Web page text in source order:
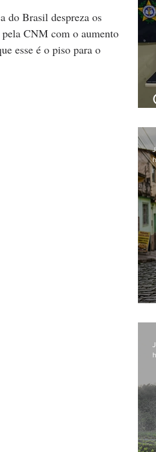
do Brasil despreza os
CNM com o aumento
esse é o piso para o